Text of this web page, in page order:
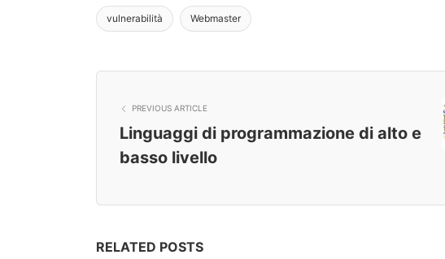
vulnerabilità Webmaster
PREVIOUS ARTICLE
Linguaggi di programmazione di alto e
basso livello
RELATED POSTS